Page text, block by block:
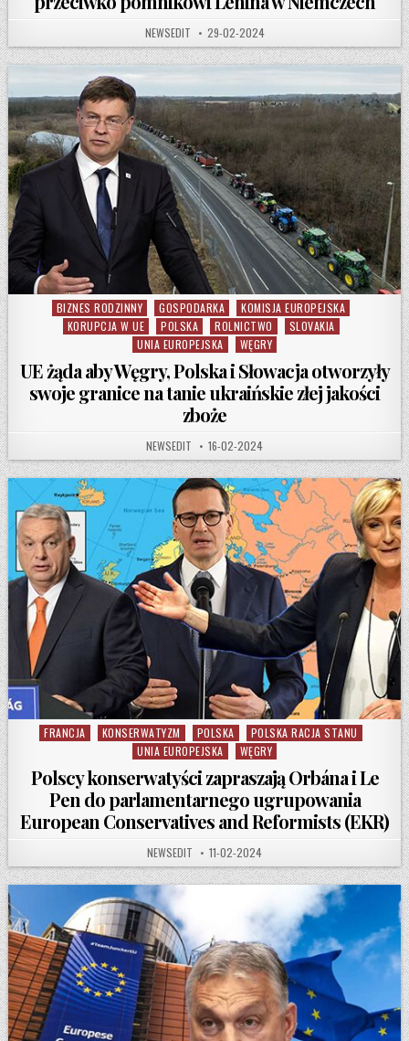
AUTHOR:
NEWSEDIT PUBLISHED DATE:
29-02-2024
Posted in
BIZNES RODZINNY GOSPODARKA
KOMISJA EUROPEJSKA
KORUPCJA W UE
POLSKA ROLNICTWO
SLOVAKIA
UNIA EUROPEJSKA
WĘGRY
UE żąda aby Węgry, Polska i Słowacja otworzyły
swoje granice na tanie ukraińskie złej jakości
zboże
AUTHOR:
NEWSEDIT PUBLISHED DATE:
16-02-2024
Posted in
FRANCJA KONSERWATYZM POLSKA
POLSKA RACJA STANU
UNIA EUROPEJSKA
WĘGRY
Polscy konserwatyści zapraszają Orbána i Le
Pen do parlamentarnego ugrupowania
European Conservatives and Reformists (EKR)
AUTHOR:
NEWSEDIT PUBLISHED DATE:
11-02-2024